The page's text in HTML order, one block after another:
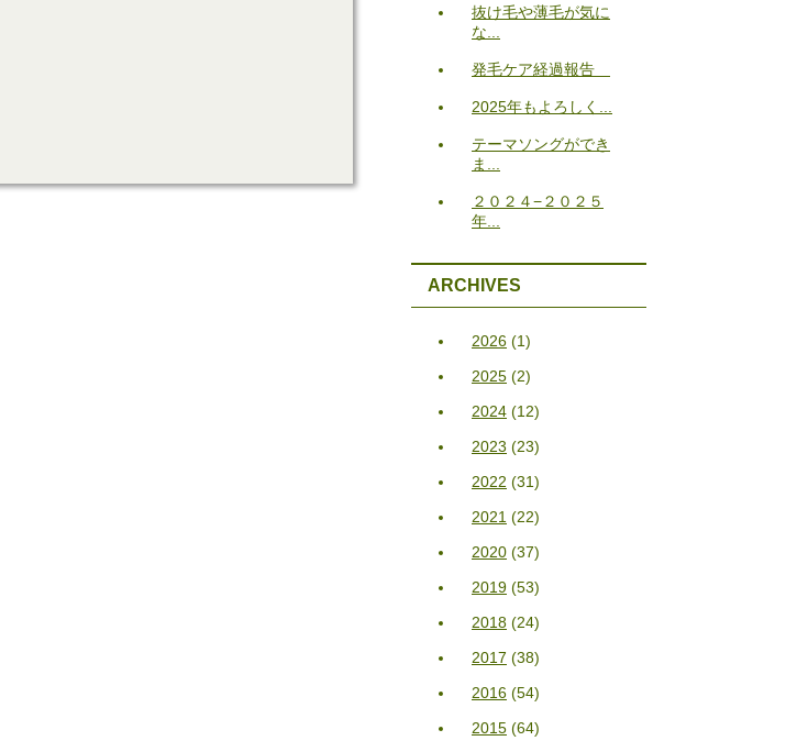
抜け毛や薄毛が気に
な...
発毛ケア経過報告
2025年もよろしく...
テーマソングができ
ま...
２０２４−２０２５
年...
ARCHIVES
2026 (1)
2025 (2)
2024 (12)
2023 (23)
2022 (31)
2021 (22)
2020 (37)
2019 (53)
2018 (24)
2017 (38)
2016 (54)
2015 (64)